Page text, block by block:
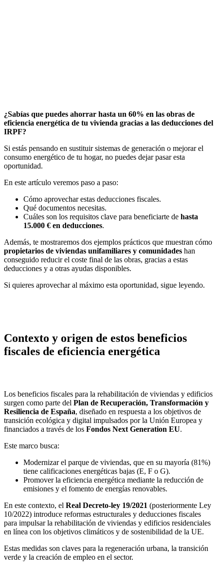
¿Sabías que puedes ahorrar hasta un 60% en las obras de
eficiencia energética de tu vivienda gracias a las deducciones del
IRPF?
Si estás pensando en sustituir sistemas de generación o mejorar el
consumo energético de tu hogar, no puedes dejar pasar esta
oportunidad.
En este artículo veremos paso a paso:
Cómo aprovechar estas deducciones fiscales.
Qué documentos necesitas.
Cuáles son los requisitos clave para beneficiarte de hasta
15.000 € en deducciones.
Además, te mostraremos dos ejemplos prácticos que muestran cómo
propietarios de viviendas unifamiliares y comunidades han
conseguido reducir el coste final de las obras, gracias a estas
deducciones y a otras ayudas disponibles.
Si quieres aprovechar al máximo esta oportunidad, sigue leyendo.
Contexto y origen de estos beneficios
fiscales de eficiencia energética
Los beneficios fiscales para la rehabilitación de viviendas y edificios
surgen como parte del Plan de Recuperación, Transformación y
Resiliencia de España, diseñado en respuesta a los objetivos de
transición ecológica y digital impulsados por la Unión Europea y
financiados a través de los Fondos Next Generation EU.
Este marco busca:
Modernizar el parque de viviendas, que en su mayoría (81%)
tiene calificaciones energéticas bajas (E, F o G).
Promover la eficiencia energética mediante la reducción de
emisiones y el fomento de energías renovables.
En este contexto, el Real Decreto-ley 19/2021 (posteriormente Ley
10/2022) introduce reformas estructurales y deducciones fiscales
para impulsar la rehabilitación de viviendas y edificios residenciales
en línea con los objetivos climáticos y de sostenibilidad de la UE.
Estas medidas son claves para la regeneración urbana, la transición
verde y la creación de empleo en el sector.